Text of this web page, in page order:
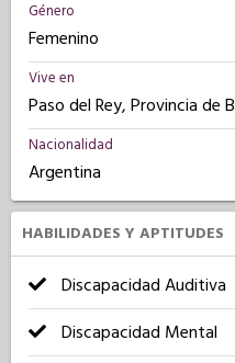
Género
Femenino
Vive en
Paso del Rey, Provincia de
Nacionalidad
Argentina
HABILIDADES Y APTITUDES
Discapacidad Auditiva
Discapacidad Mental